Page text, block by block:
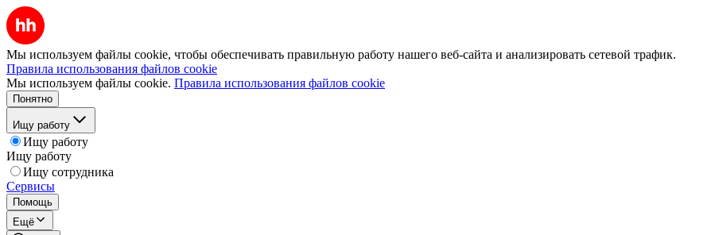
Мы используем файлы cookie, чтобы обеспечивать правильную работу нашего веб-сайта и анализировать сетевой трафик.
Правила использования файлов cookie
Мы используем файлы cookie. Правила использования файлов cookie
Понятно
Ищу работу
Ищу работу
Ищу работу
Ищу сотрудника
Сервисы
Помощь
Ещё